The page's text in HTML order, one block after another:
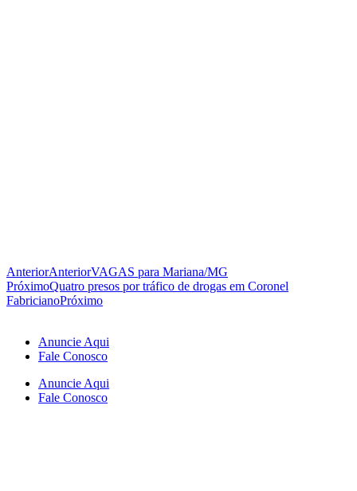
AnteriorAnteriorVAGAS para Mariana/MG
PróximoQuatro presos por tráfico de drogas em Coronel
FabricianoPróximo
Anuncie Aqui
Fale Conosco
Anuncie Aqui
Fale Conosco